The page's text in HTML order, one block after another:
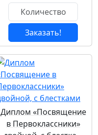
Заказать!
Диплом «Посвящение
в Первоклассники»